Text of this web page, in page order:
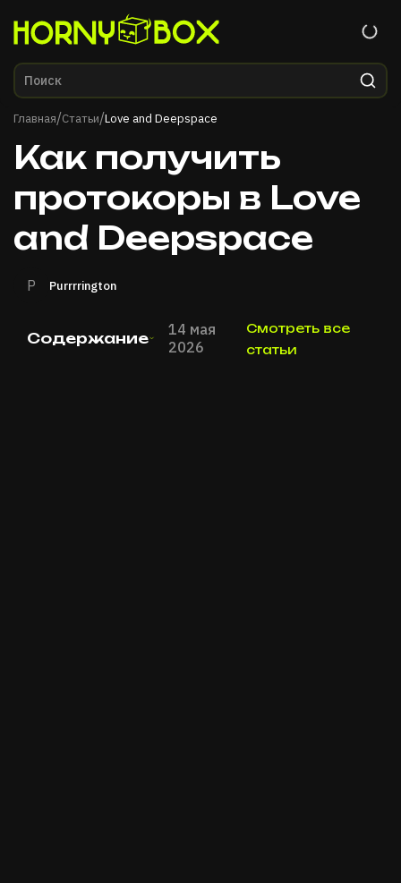
Главная/Статьи/Love and Deepspace
Как получить
протокоры в Love
and Deepspace
P Purrrrington
Содержание
14 мая
2026
Смотреть все
статьи